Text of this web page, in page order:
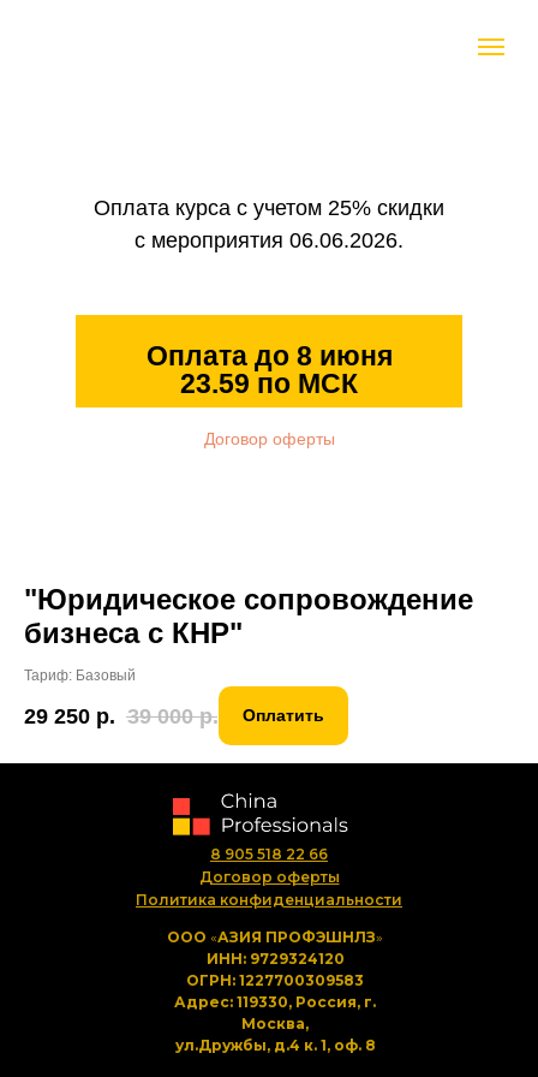
Оплата курса с учетом 25% скидки
с мероприятия 06.06.2026.
Оплата до 8 июня
23.59 по МСК
Договор оферты
"Юридическое сопровождение
бизнеса с КНР"
Тариф: Базовый
29 250 р. 39 000 р. Оплатить
Политика конфиденциальности
ООО «АЗИЯ ПРОФЭШНЛЗ»
ИНН: 9729324120
ОГРН: 1227700309583
Адрес: 119330, Россия, г.
Москва,
ул.Дружбы, д.4 к. 1, оф. 8
Договор оферты
8 905 518 22 66